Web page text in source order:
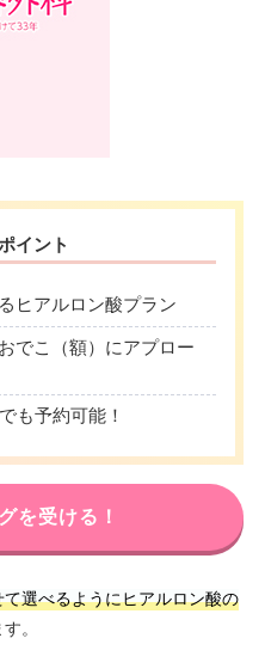
イント
ヒアルロン酸プラン
でこ（額）にアプロー
も予約可能！
を受ける！
選べるようにヒアルロン酸の
。